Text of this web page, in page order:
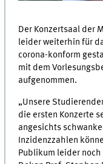
Der Konzertsaal der
leider weiterhin für
corona-konform
mit dem
aufgenommen.
„Unsere
die ersten Konzerte
angesichts
Inzidenzzahlen
Publikum leider